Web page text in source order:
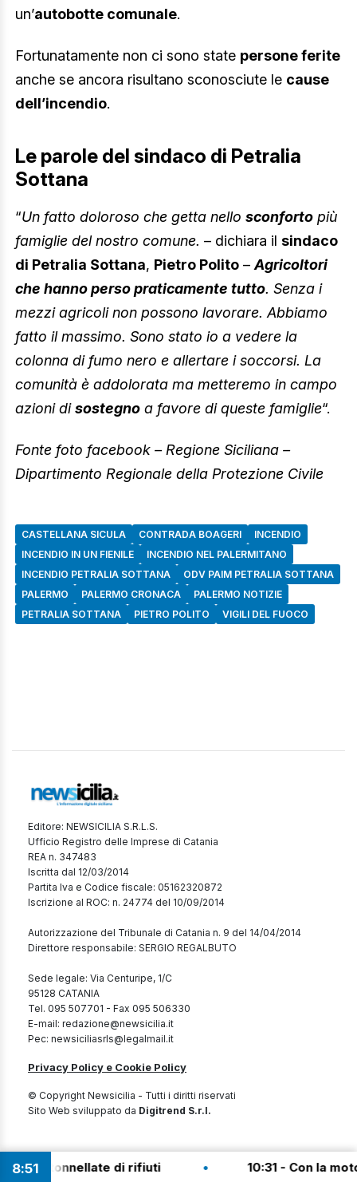
un’autobotte comunale.
Fortunatamente non ci sono state persone ferite
anche se ancora risultano sconosciute le cause
dell’incendio.
Le parole del sindaco di Petralia
Sottana
“Un fatto doloroso che getta nello sconforto più
famiglie del nostro comune. – dichiara il sindaco
di Petralia Sottana, Pietro Polito –Agricoltori
che hanno perso praticamente tutto. Senza i
mezzi agricoli non possono lavorare. Abbiamo
fatto il massimo. Sono stato io a vedere la
colonna di fumo nero e allertare i soccorsi. La
comunità è addolorata ma metteremo in campo
azioni disostegno a favore di queste famiglie“.
Fonte foto facebook – Regione Siciliana –
Dipartimento Regionale della Protezione Civile
CASTELLANA SICULA CONTRADA BOAGERI
INCENDIO
INCENDIO IN UN FIENILE
INCENDIO NEL PALERMITANO
INCENDIO PETRALIA SOTTANA
ODV PAIM PETRALIA SOTTANA
PALERMO
PALERMO CRONACA
PALERMO NOTIZIE
PETRALIA SOTTANA
PIETRO POLITO VIGILI DEL FUOCO
Editore: NEWSICILIA S.R.L.S.
Ufficio Registro delle Imprese di Catania
REA n. 347483
Iscritta dal 12/03/2014
Partita Iva e Codice fiscale: 05162320872
Iscrizione al ROC: n. 24774 del 10/09/2014
Autorizzazione del Tribunale di Catania n. 9 del 14/04/2014
Direttore responsabile: SERGIO REGALBUTO
Sede legale: Via Centuripe, 1/C
95128 CATANIA
Tel. 095 507701 - Fax 095 506330
E-mail: redazione@newsicilia.it
Pec: newsiciliasrls@legalmail.it
Privacy Policy e Cookie Policy
© Copyright Newsicilia - Tutti i diritti riservati
Sito Web sviluppato da Digitrend S.r.l.
8:51
4,5 tonnellate di rifiuti 10:31 - Con la moto